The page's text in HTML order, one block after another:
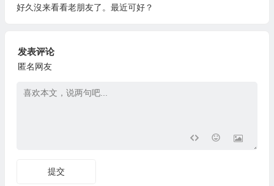
好久沒来看看老朋友了。最近可好？
发表评论
匿名网友
提交